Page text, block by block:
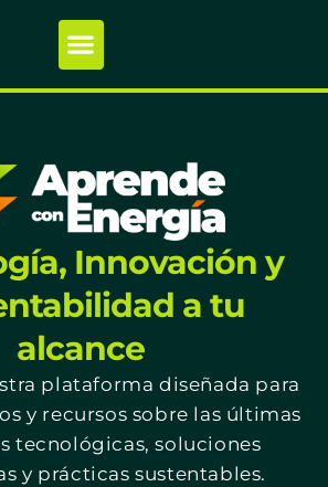
Innovación y
a tu
alcance
plataforma diseñada para
y recursos sobre las últimas
tecnológicas, soluciones
y prácticas sustentables.